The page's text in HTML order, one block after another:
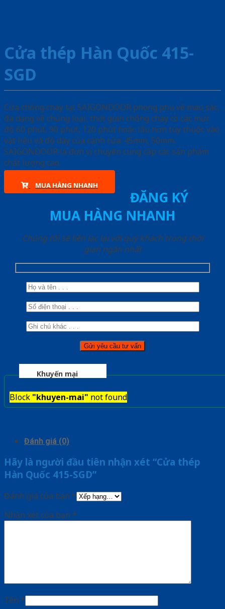
Cửa thép Hàn Quốc 415-
SGD
Cửa chống cháy tại SAIGONDOOR phong phú về màu sắc,
đa dạng về chủng loại, thời gian chống cháy có các mức
độ 60 phút, 90 phút, 120 phút hoặc lâu hơn tùy thuộc vào
vật liệu và độ dày của cánh cửa: 45mm, 50mm.
SAIGONDOOR là đơn vị chuyên cung cấp các sản phẩm
chất lượng cao.
MUA HÀNG NHANH
ĐĂNG KÝ
MUA HÀNG NHANH
Chúng tôi sẽ liên lạc lại với quý khách trong thời
gian ngắn nhất
Khuyến mại
Block "khuyen-mai" not found
Đánh giá (0)
Hãy là người đầu tiên nhận xét “Cửa thép
Hàn Quốc 415-SGD”
Đánh giá của bạn *
Nhận xét của bạn *
Tên *